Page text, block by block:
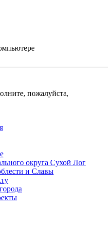
пожалуйста,
округа Сухой Лог
и Славы